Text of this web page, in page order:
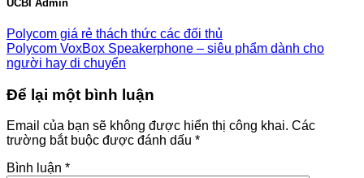
UCBI Admin
Polycom giá rẻ thách thức các đối thủ
Polycom VoxBox Speakerphone – siêu phẩm dành cho
người hay di chuyển
Để lại một bình luận
Email của bạn sẽ không được hiển thị công khai. Các
trường bắt buộc được đánh dấu *
Bình luận *